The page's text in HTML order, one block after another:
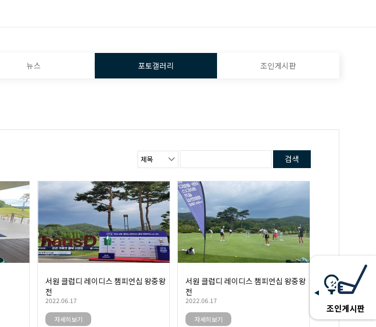
조인게시판
뉴스 포토갤러리 조인게시판
검색
서원 클럽디 레이디스 챔피언십 왕중왕
전
2022.06.17
자세히보기
서원 클럽디 레이디스 챔피언십 왕중왕
전
2022.06.17
자세히보기